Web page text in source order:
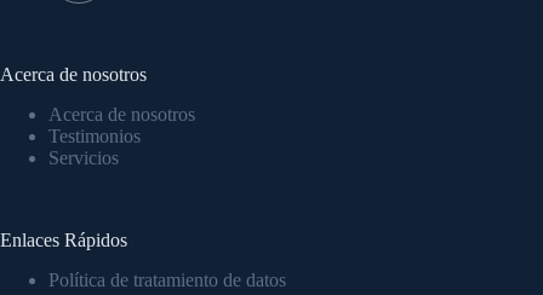
Acerca de nosotros
Acerca de nosotros
Testimonios
Servicios
Enlaces Rápidos
Política de tratamiento de datos